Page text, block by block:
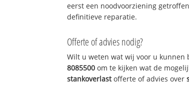
eerst een noodvoorziening
definitieve reparatie.
Offerte of advies nodig?
Wilt u weten wat wij voor u kunnen
8085500 om te kijken wat de
stankoverlastofferte of advies over